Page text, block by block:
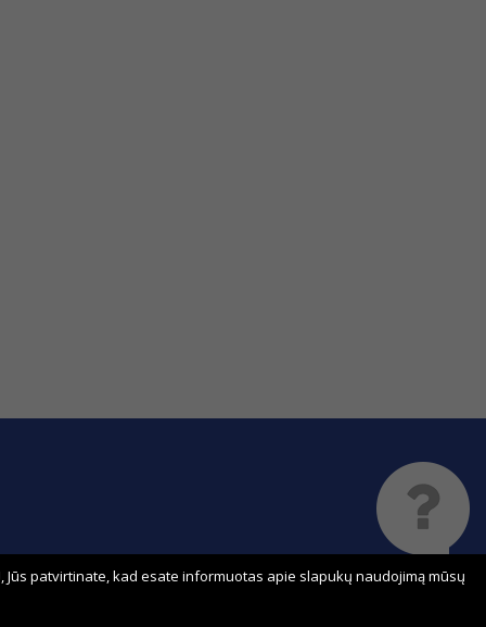
Sprendimas:
Jūs patvirtinate, kad esate informuotas apie slapukų naudojimą mūsų